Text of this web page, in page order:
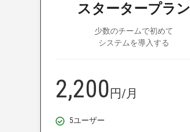
スタータープラン
少数のチームで初めて
システムを導入する
2,200 円/月
5ユーザー